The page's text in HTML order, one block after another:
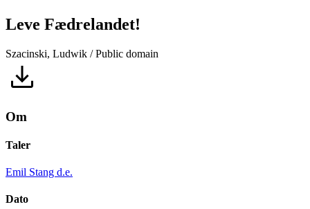
Leve Fædrelandet!
Szacinski, Ludwik / Public domain
Om
Taler
Emil Stang d.e.
Dato